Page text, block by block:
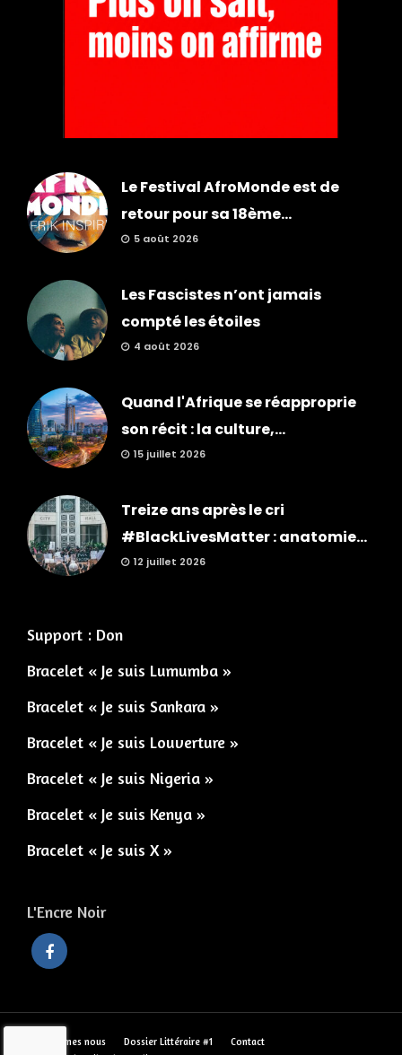
Le Festival AfroMonde est de
retour pour sa 18ème...
5 août 2026
Les Fascistes n’ont jamais
compté les étoiles
4 août 2026
Quand l'Afrique se réapproprie
son récit : la culture,...
15 juillet 2026
Treize ans après le cri
#BlackLivesMatter : anatomie...
12 juillet 2026
Support : Don
Bracelet « Je suis Lumumba »
Bracelet « Je suis Sankara »
Bracelet « Je suis Louverture »
Bracelet « Je suis Nigeria »
Bracelet « Je suis Kenya »
Bracelet « Je suis X »
L'Encre Noir
Qui sommes nous Dossier Littéraire #1
Contact